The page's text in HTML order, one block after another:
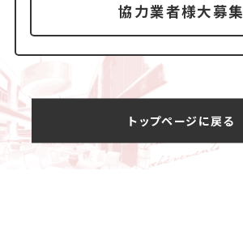
協力業者様大募集
トップページに戻る